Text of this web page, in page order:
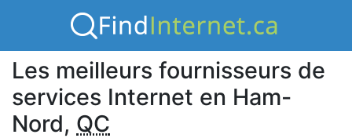
Les meilleurs fournisseurs de
services Internet en Ham-
Nord, QC